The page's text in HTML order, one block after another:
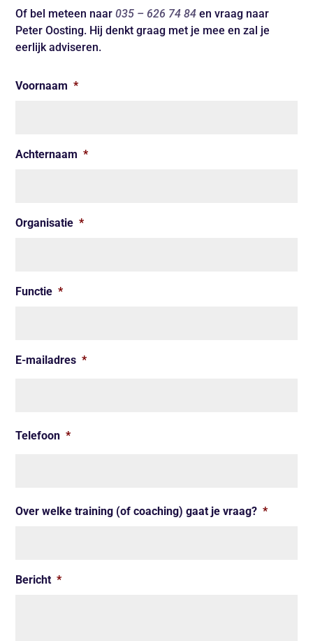
Of bel meteen naar035 – 626 74 84 en vraag naar
Peter Oosting. Hij denkt graag met je mee en zal je
eerlijk adviseren.
Voornaam *
Achternaam *
Organisatie *
Functie *
E-mailadres *
Telefoon *
Over welke training (of coaching) gaat je vraag? *
Bericht *